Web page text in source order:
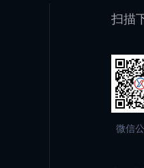
扫描
微信